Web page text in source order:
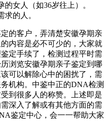
女人（如36岁往上）。
求的人。
的客户，弄清楚安徽孕期亲
内容是必不可少的，大家就
定手续了，检测过程平时需
浏览安徽孕期亲子鉴定到哪
可以解除心中的困扰了，需
机构。中鉴中正的DNA检测
到很多人的称赞。上述即是
深入了解或有其他方面的需
鉴定中心，会一一帮助大家